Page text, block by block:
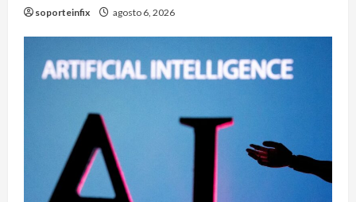
soporteinfix agosto 6, 2026